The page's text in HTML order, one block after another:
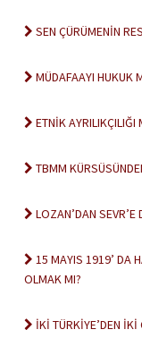
SEN ÇÜRÜMENİN
MÜDAFAAYI HUKUK
ETNİK AYRILIKÇILIĞI
TBMM
LOZAN’DAN SEVR’E
15 MAYIS 1919’ DA
OLMAK MI?
İKİ TÜRKİYE’DEN